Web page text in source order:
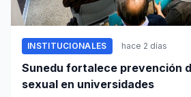
INSTITUCIONALES hace 2 días
Sunedu fortalece prevención
sexual en universidades